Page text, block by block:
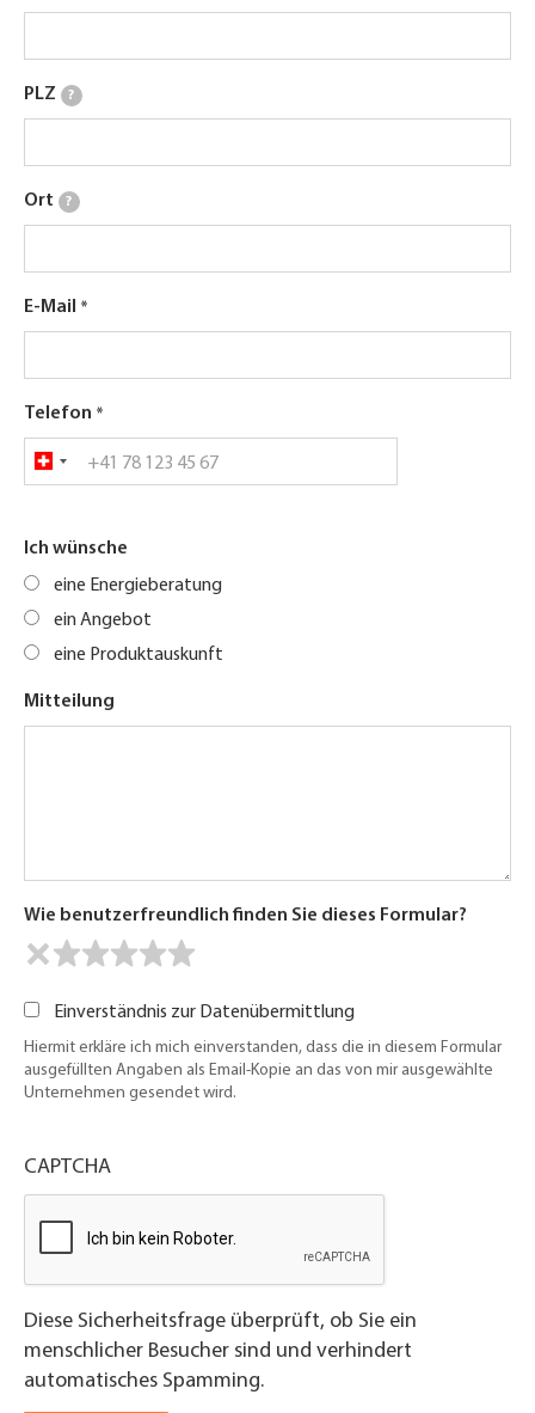
PLZ ?
Ort ?
E-Mail
Telefon
Ich wünsche
eine Energieberatung
ein Angebot
eine Produktauskunft
Mitteilung
Wie benutzerfreundlich finden Sie dieses Formular?
Einverständnis zur Datenübermittlung
Hiermit erkläre ich mich einverstanden, dass die in diesem Formular
ausgefüllten Angaben als Email-Kopie an das von mir ausgewählte
Unternehmen gesendet wird.
CAPTCHA
Diese Sicherheitsfrage überprüft, ob Sie ein
menschlicher Besucher sind und verhindert
automatisches Spamming.